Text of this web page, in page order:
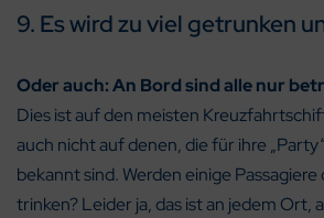
9. Es wird zu viel getrunken
Oder auch: An Bord sind alle nur
Dies ist auf den meisten
auch nicht auf denen, die für ihre
bekannt sind. Werden einige Passagiere
trinken? Leider ja, das ist an jedem Ort,